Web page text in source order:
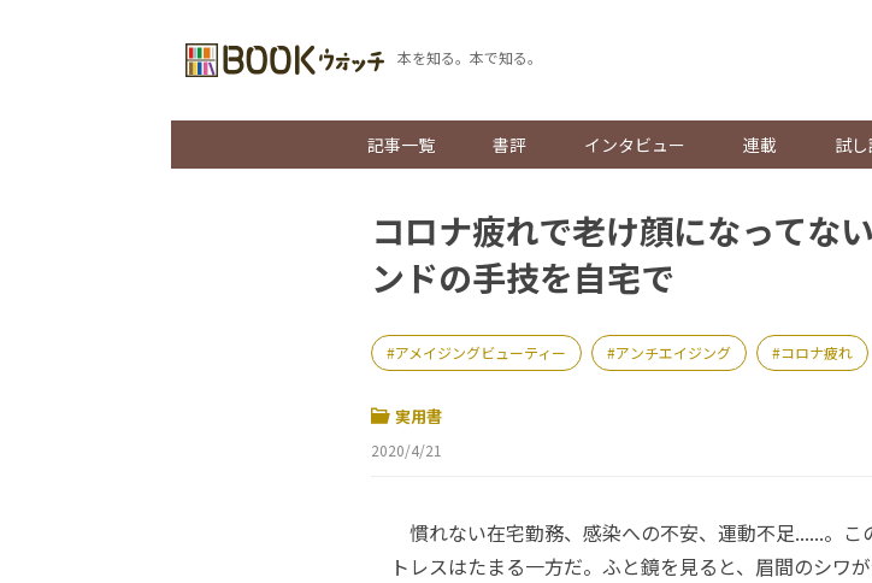
本を知る。本で知る。
記事一覧 書評 インタビュー 連載 試
コロナ疲れで老け顔になってな
ンドの手技を自宅で
アメイジングビューティー アンチエイジング コロナ疲れ
実用書
2020/4/21
慣れない在宅勤務、感染への不安、運動不足......。
トレスはたまる一方だ。ふと鏡を見ると、眉間のシワ